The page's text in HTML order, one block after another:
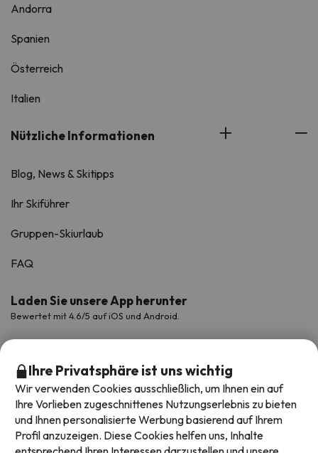
Andorra
Spanien
Österreich
Italien
Nützliche Informationen
Blog, News & Skitipps
Ihr Skiführer
Gruppen-Skiurlaub
FAQ
Laden Sie unsere App herunter
Bewertet mit 4.6/5 auf iOS und Android.
Ihre Privatsphäre ist uns wichtig
Wir verwenden Cookies ausschließlich, um Ihnen ein auf
Ihre Vorlieben zugeschnittenes Nutzungserlebnis zu bieten
und Ihnen personalisierte Werbung basierend auf Ihrem
Profil anzuzeigen. Diese Cookies helfen uns, Inhalte